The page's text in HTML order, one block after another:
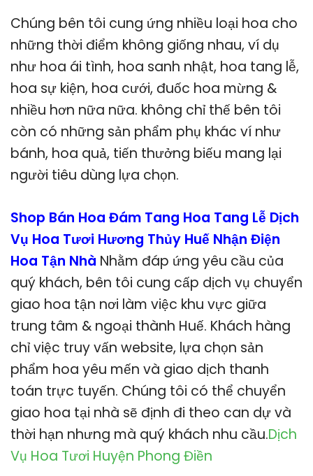
Chúng bên tôi cung ứng nhiều loại hoa cho
những thời điểm không giống nhau, ví dụ
như hoa ái tình, hoa sanh nhật, hoa tang lễ,
hoa sự kiện, hoa cưới, đuốc hoa mừng &
nhiều hơn nữa nữa. không chỉ thế bên tôi
còn có những sản phẩm phụ khác ví như
bánh, hoa quả, tiến thưởng biếu mang lại
người tiêu dùng lựa chọn.
Shop Bán Hoa Đám Tang Hoa Tang Lễ Dịch
Vụ Hoa Tươi Hương Thủy Huế Nhận Điện
Hoa Tận Nhà Nhằm đáp ứng yêu cầu của
quý khách, bên tôi cung cấp dịch vụ chuyển
giao hoa tận nơi làm việc khu vực giữa
trung tâm & ngoại thành Huế. Khách hàng
chỉ việc truy vấn website, lựa chọn sản
phẩm hoa yêu mến và giao dịch thanh
toán trực tuyến. Chúng tôi có thể chuyển
giao hoa tại nhà sẽ định đi theo can dự và
thời hạn nhưng mà quý khách nhu cầu.Dịch
Vụ Hoa Tươi Huyện Phong Điền